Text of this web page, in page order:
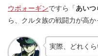
ウボォーギンですら「あいつ
ら、クルタ族の戦闘力が高か
実際、どれく